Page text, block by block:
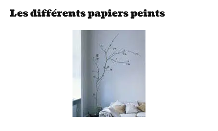
Les différents papiers peints